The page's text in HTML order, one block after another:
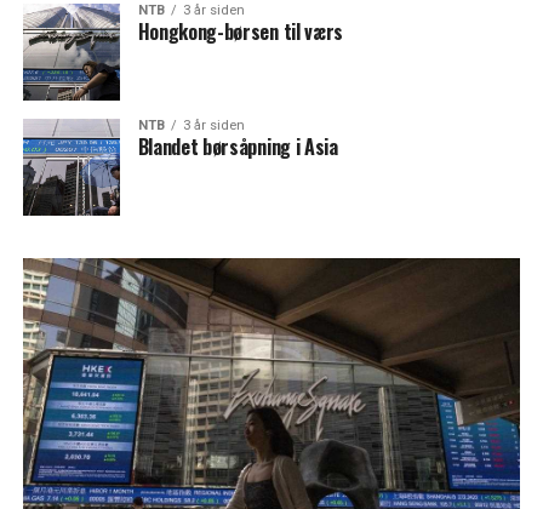
NTB 3 år siden
Hongkong-børsen til værs
NTB 3 år siden
Blandet børsåpning i Asia